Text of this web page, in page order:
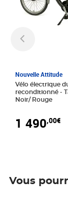
Nouvelle Attitude
Vélo électrique
reconditionné - Taille normale -
Noir/ Rouge
1 490,00€
Vous